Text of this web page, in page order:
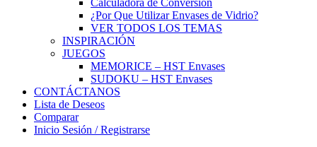
Calculadora de Conversión
¿Por Que Utilizar Envases de Vidrio?
VER TODOS LOS TEMAS
INSPIRACIÓN
JUEGOS
MEMORICE – HST Envases
SUDOKU – HST Envases
CONTÁCTANOS
Lista de Deseos
Comparar
Inicio Sesión / Registrarse